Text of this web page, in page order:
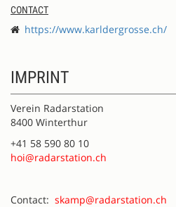
CONTACT
https://www.karldergrosse.ch/
IMPRINT
Verein Radarstation
8400 Winterthur
+41 58 590 80 10
hoi@radarstation.ch
Contact: skamp@radarstation.ch